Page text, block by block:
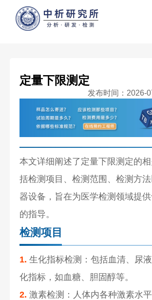
定量下限测定
发布时间：2026-
本文详细阐述了定量下限测定的
括检测项目、检测范围、检测方
器设备，旨在为医学检测领域提
的指导。
检测项目
1. 生化指标检测：包括血清、尿
化指标，如血糖、胆固醇等。
2. 激素检测：人体内各种激素水